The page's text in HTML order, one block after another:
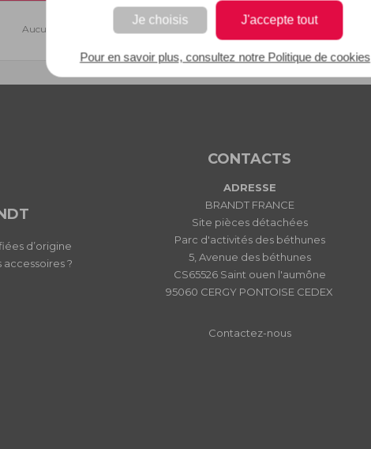
Je choisis J'accepte tout
Pour en savoir plus, consultez notre Politique de cookies
Aucune description.
d’origine
?
CONTACTS
ADRESSE
BRANDT FRANCE
Site pièces détachées
Parc d'activités des béthunes
5, Avenue des béthunes
CS65526 Saint ouen l'aumône
95060 CERGY PONTOISE CEDEX
Contactez-nous